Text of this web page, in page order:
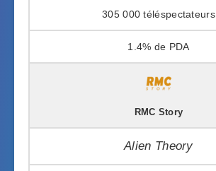
305 000
1.4%
RMC Story
Alien Theory